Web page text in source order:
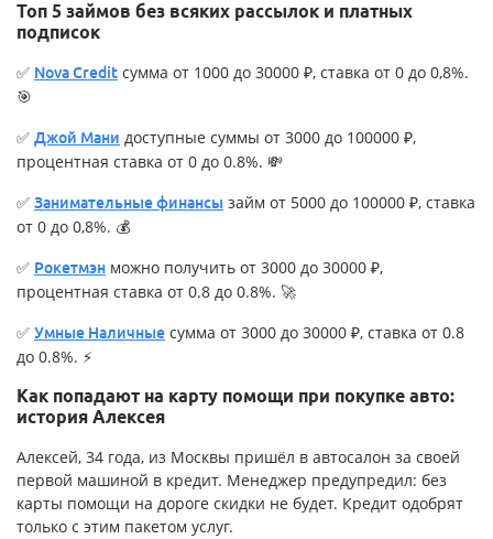
Топ 5 займов без всяких рассылок и платных
подписок
✅ Nova Credit сумма от 1000 до 30000 ₽, ставка от 0 до 0,8%.
🎯
✅ Джой Мани доступные суммы от 3000 до 100000 ₽,
процентная ставка от 0 до 0.8%. 💸
✅ Занимательные финансы займ от 5000 до 100000 ₽, ставка
от 0 до 0,8%. 💰
✅ Рокетмэн можно получить от 3000 до 30000 ₽,
процентная ставка от 0.8 до 0.8%. 🚀
✅ Умные Наличные сумма от 3000 до 30000 ₽, ставка от 0.8
до 0.8%. ⚡
Как попадают на карту помощи при покупке авто:
история Алексея
Алексей, 34 года, из Москвы пришёл в автосалон за своей
первой машиной в кредит. Менеджер предупредил: без
карты помощи на дороге скидки не будет. Кредит одобрят
только с этим пакетом услуг.